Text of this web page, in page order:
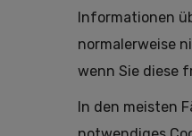
Informationen
normalerweise
wenn Sie diese
In den meisten